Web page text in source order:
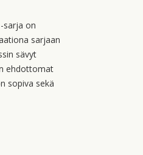
sarja on
sarjaan
sävyt
ehdottomat
sopiva sekä